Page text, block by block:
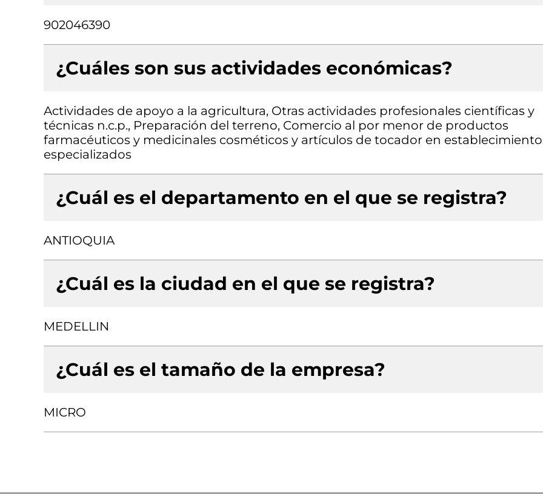
902046390
¿Cuáles son sus actividades económicas?
Actividades de apoyo a la agricultura, Otras actividades profesionales científicas y
técnicas n.c.p., Preparación del terreno, Comercio al por menor de productos
farmacéuticos y medicinales cosméticos y artículos de tocador en
especializados
¿Cuál es el departamento en el que se registra?
ANTIOQUIA
¿Cuál es la ciudad en el que se registra?
MEDELLIN
¿Cuál es el tamaño de la empresa?
MICRO